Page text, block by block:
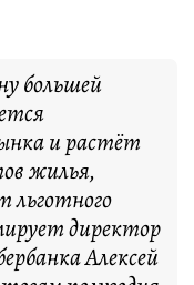
большей
и растёт
жилья,
льготного
директор
Алексей